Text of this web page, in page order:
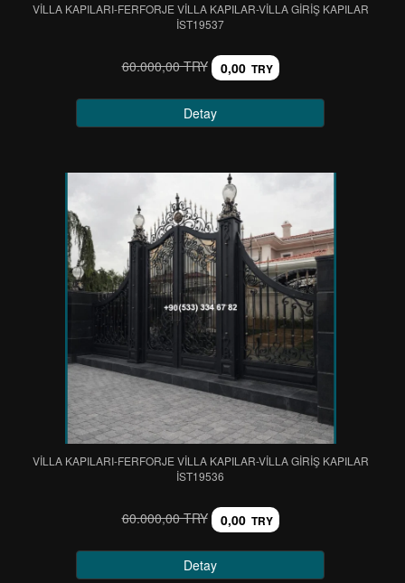
VİLLA KAPILARI-FERFORJE VİLLA KAPILAR-VİLLA GİRİŞ KAPILAR
IST19537
60.000,00 TRY 0,00 TRY
Detay
VİLLA KAPILARI-FERFORJE VİLLA KAPILAR-VİLLA GİRİŞ KAPILAR
IST19536
60.000,00 TRY 0,00 TRY
Detay